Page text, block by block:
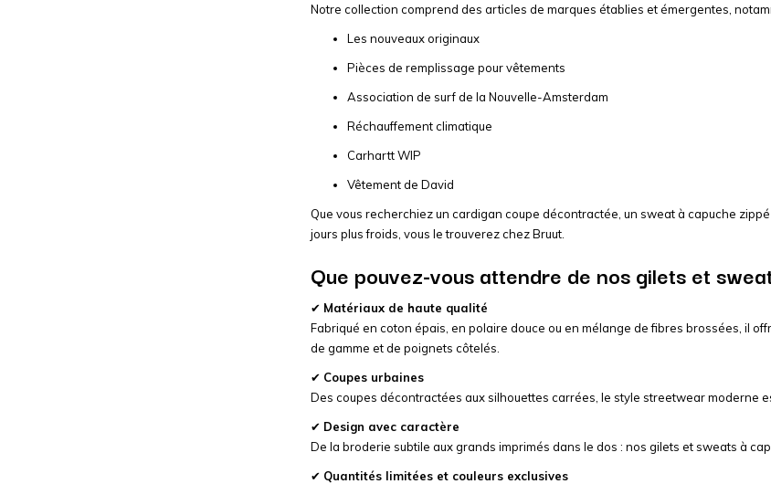
Notre collection comprend des articles de marques établies et émergentes,
Les nouveaux originaux
Pièces de remplissage pour vêtements
Association de surf de la Nouvelle-Amsterdam
Réchauffement climatique
Carhartt WIP
Vêtement de David
Que vous recherchiez un cardigan coupe décontractée, un sweat à capuche
jours plus froids, vous le trouverez chez Bruut.
Que pouvez-vous attendre de nos gilets et
✔ Matériaux de haute qualité
Fabriqué en coton épais, en polaire douce ou en mélange de fibres brossées, il
de gamme et de poignets côtelés.
✔ Coupes urbaines
Des coupes décontractées aux silhouettes carrées, le style streetwear moderne
✔ Design avec caractère
De la broderie subtile aux grands imprimés dans le dos : nos gilets et sweats à
✔ Quantités limitées et couleurs exclusives